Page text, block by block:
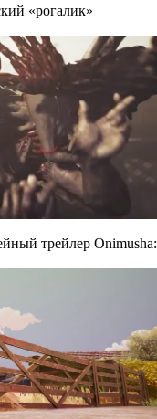
«рогалик»
трейлер Onimusha: